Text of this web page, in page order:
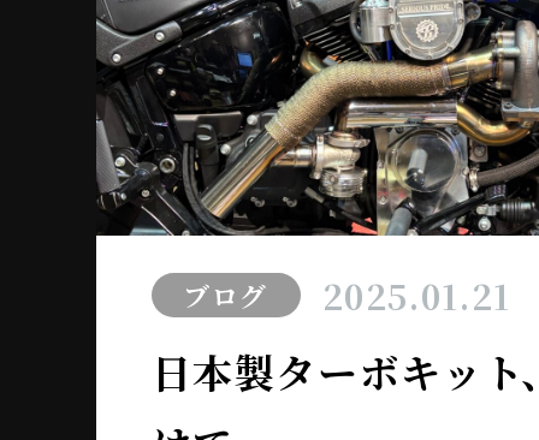
ブログ 2025.01.21
日本製ターボキッ